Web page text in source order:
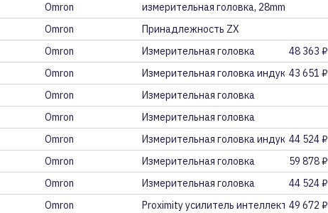
Omron измерительная головка, 28mm ди
Omron Принадлежность ZX
Omron Измерительная головка 48 363 ₽
Omron Измерительная головка индуктив43 651 ₽
Omron Измерительная головка
Omron Измерительная головка
Omron Измерительная головка индуктив44 524 ₽
Omron Измерительная головка 59 878 ₽
Omron Измерительная головка 44 524 ₽
Omron Proximity усилитель интеллекту49 672 ₽